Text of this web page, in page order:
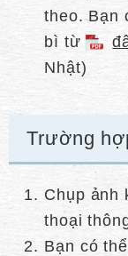
theo. Bạn
bì từ
Nhật)
Trường
Chụp ảnh
thoại
Bạn có